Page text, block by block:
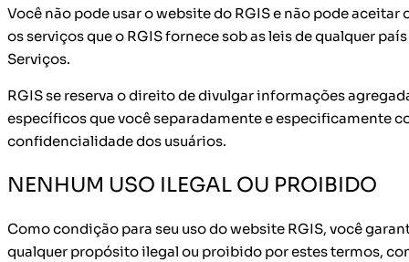
Você não pode usar o website do RGIS e não pode
os serviços que o RGIS fornece sob as leis de qualquer
Serviços.
RGIS se reserva o direito de divulgar informações
específicos que você separadamente e especificamente
confidencialidade dos usuários.
NENHUM USO ILEGAL OU PROIBIDO
Como condição para seu uso do website RGIS, você
qualquer propósito ilegal ou proibido por estes termos,